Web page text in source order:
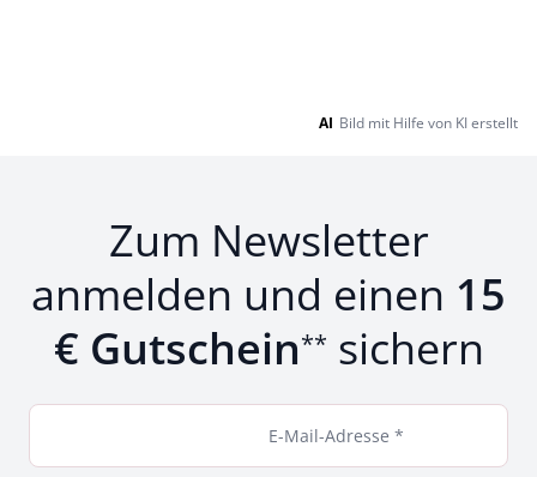
AI Bild mit Hilfe von KI erstellt
Zum Newsletter
anmelden und einen 15
€ Gutschein** sichern
E-Mail-Adresse *